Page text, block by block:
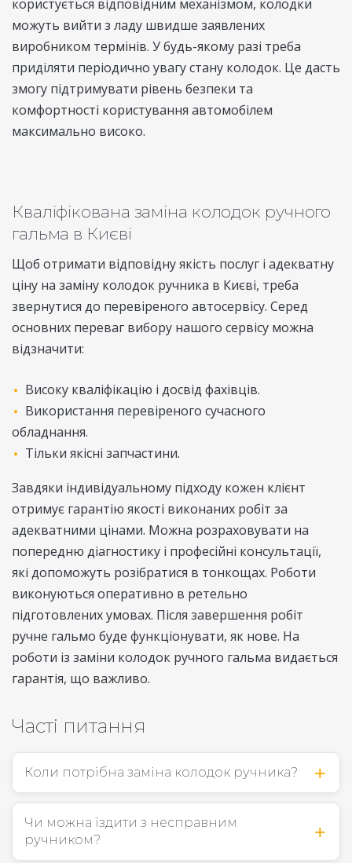
користується відповідним механізмом, колодки
можуть вийти з ладу швидше заявлених
виробником термінів. У будь-якому разі треба
приділяти періодично увагу стану колодок. Це дасть
змогу підтримувати рівень безпеки та
комфортності користування автомобілем
максимально високо.
Кваліфікована заміна колодок ручного
гальма в Києві
Щоб отримати відповідну якість послуг і адекватну
ціну на заміну колодок ручника в Києві, треба
звернутися до перевіреного автосервісу. Серед
основних переваг вибору нашого сервісу можна
відзначити:
Високу кваліфікацію і досвід фахівців.
Використання перевіреного сучасного
обладнання.
Тільки якісні запчастини.
Завдяки індивідуальному підходу кожен клієнт
отримує гарантію якості виконаних робіт за
адекватними цінами. Можна розраховувати на
попередню діагностику і професійні консультації,
які допоможуть розібратися в тонкощах. Роботи
виконуються оперативно в ретельно
підготовлених умовах. Після завершення робіт
ручне гальмо буде функціонувати, як нове. На
роботи із заміни колодок ручного гальма видається
гарантія, що важливо.
Часті питання
Коли потрібна заміна колодок ручника?
Чи можна їздити з несправним
ручником?